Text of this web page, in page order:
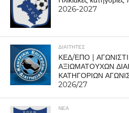
2026-2027
ΔΙΑΙΤΗΤΕΣ
ΚΕΔ/ΕΠΟ |
ΑΞΙΩΜΑΤΟΥΧΩΝ
ΚΑΤΗΓΟΡΙΩΝ
2026/27
ΝΕΑ